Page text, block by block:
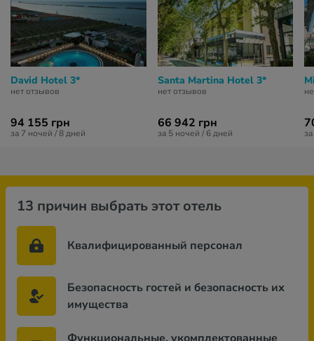
David Hotel 3*
нет отзывов
94 155 грн
за 7 ночей / 8 дней
Santa Martina Hotel 3*
нет отзывов
66 942 грн
за 5 ночей / 6 дней
13 причин выбрать этот отель
Квалифицированный персонал
Безопасность гостей и безопасность их
имущества